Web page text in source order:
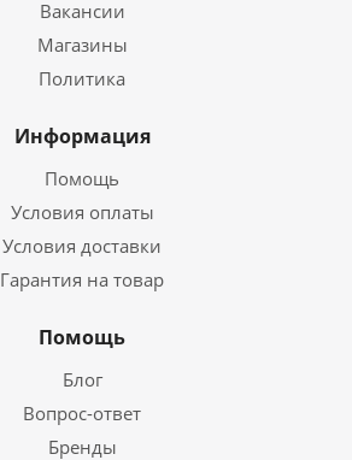
Вакансии
Магазины
Политика
Информация
Помощь
Условия оплаты
Условия доставки
Гарантия на товар
Помощь
Блог
Вопрос-ответ
Бренды